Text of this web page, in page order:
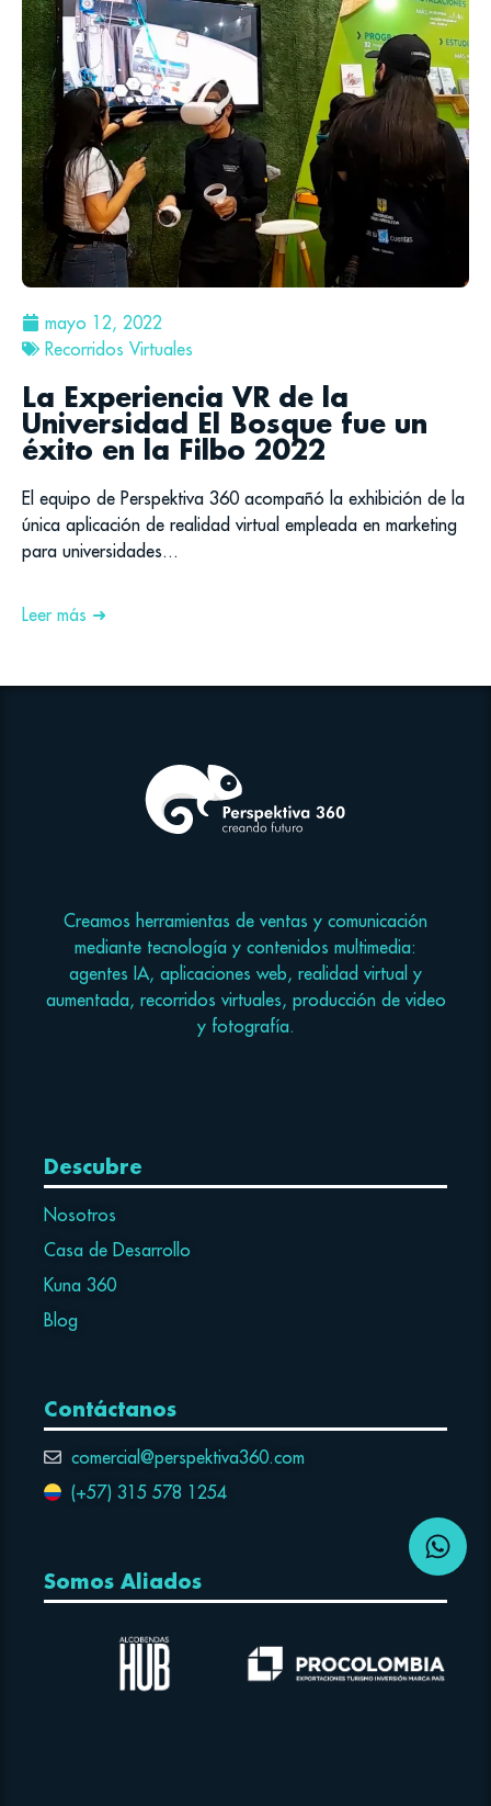
mayo 12, 2022
Recorridos Virtuales
La Experiencia VR de la
Universidad El Bosque fue un
éxito en la Filbo 2022
El equipo de Perspektiva 360 acompañó la exhibición de la
única aplicación de realidad virtual empleada en marketing
para universidades...
Leer más ➜
Creamos herramientas de ventas y comunicación
mediante tecnología y contenidos multimedia:
agentes IA, aplicaciones web, realidad virtual y
aumentada, recorridos virtuales, producción de video
y fotografía.
Descubre
Nosotros
Casa de Desarrollo
Kuna 360
Blog
Contáctanos
comercial@perspektiva360.com
(+57) 315 578 1254
Somos Aliados